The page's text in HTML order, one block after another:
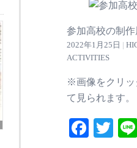
参加高校の制作
2022年1月25日
ACTIVITIES
※画像をクリッ
て見られます。